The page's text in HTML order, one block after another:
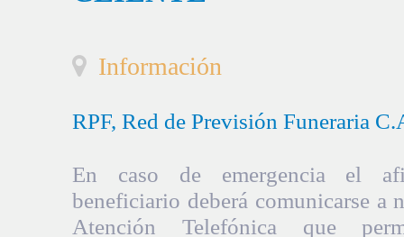
Información
RPF, Red de Previsión Funeraria
En caso de emergencia el
beneficiario deberá comunicarse a
Atención Telefónica que